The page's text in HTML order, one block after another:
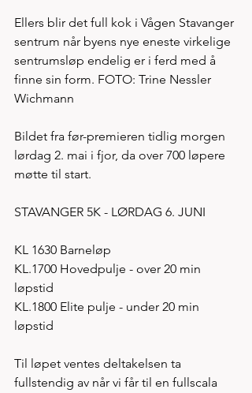
Ellers blir det full kok i Vågen Stavanger
sentrum når byens nye eneste virkelige
sentrumsløp endelig er i ferd med å
finne sin form. FOTO: Trine Nessler
Wichmann
Bildet fra før-premieren tidlig morgen
lørdag 2. mai i fjor, da over 700 løpere
møtte til start.
STAVANGER 5K - LØRDAG 6. JUNI
KL 1630 Barneløp
KL.1700 Hovedpulje - over 20 min
løpstid
KL.1800 Elite pulje - under 20 min
løpstid
Til løpet ventes deltakelsen ta
fullstendig av når vi får til en fullscala